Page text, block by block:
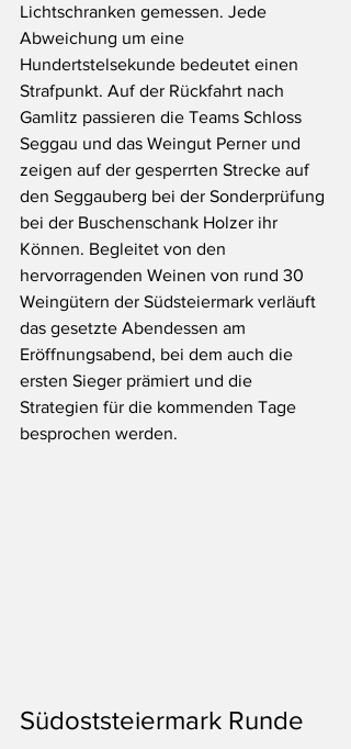
Lichtschranken gemessen. Jede
Abweichung um eine
Hundertstelsekunde bedeutet einen
Strafpunkt. Auf der Rückfahrt nach
Gamlitz passieren die Teams Schloss
Seggau und das Weingut Perner und
zeigen auf der gesperrten Strecke auf
den Seggauberg bei der Sonderprüfung
bei der Buschenschank Holzer ihr
Können. Begleitet von den
hervorragenden Weinen von rund 30
Weingütern der Südsteiermark verläuft
das gesetzte Abendessen am
Eröffnungsabend, bei dem auch die
ersten Sieger prämiert und die
Strategien für die kommenden Tage
besprochen werden.
Südoststeiermark Runde